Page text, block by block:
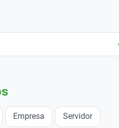
Empresa Servidor